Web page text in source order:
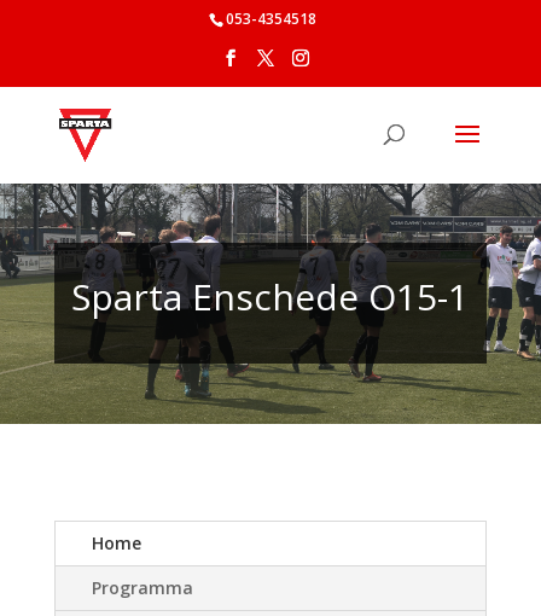
053-4354518
Sparta Enschede O15-1
Home
Programma